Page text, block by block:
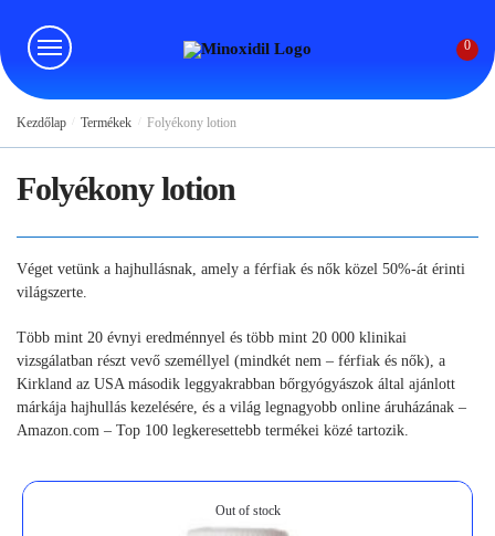
navigation
content
0
Kezdőlap Termékek Folyékony lotion
Folyékony lotion
Véget vetünk a hajhullásnak, amely a férfiak és nők közel 50%-át érinti
világszerte.
Több mint 20 évnyi eredménnyel és több mint 20 000 klinikai
vizsgálatban részt vevő személlyel (mindkét nem – férfiak és nők), a
Kirkland az USA második leggyakrabban bőrgyógyászok által ajánlott
márkája hajhullás kezelésére, és a világ legnagyobb online áruházának –
Amazon.com – Top 100 legkeresettebb termékei közé tartozik.
Out of stock